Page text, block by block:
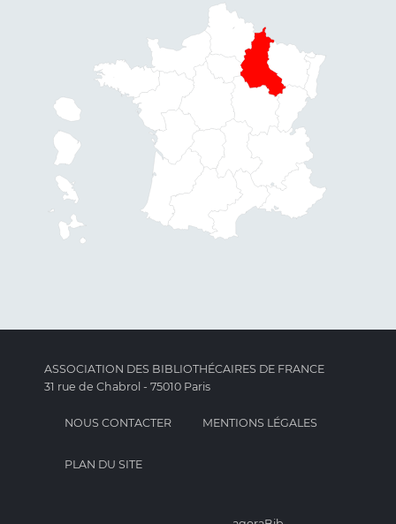
ASSOCIATION DES BIBLIOTHÉCAIRES DE FRANCE
31 rue de Chabrol - 75010 Paris
NOUS CONTACTER MENTIONS LÉGALES
PLAN DU SITE